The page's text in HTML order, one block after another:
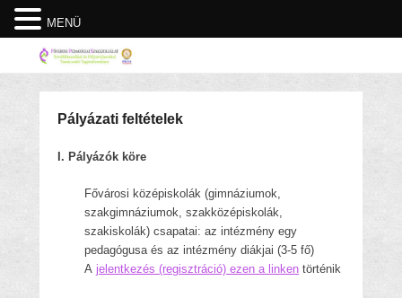
Pályázati feltételek
I. Pályázók köre
Fővárosi középiskolák (gimnáziumok,
szakgimnáziumok, szakközépiskolák,
szakiskolák) csapatai: az intézmény egy
pedagógusa és az intézmény diákjai (3-5 fő)
A jelentkezés (regisztráció) ezen a linken történik
MENÜ